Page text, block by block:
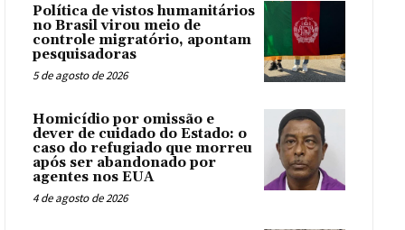
Política de vistos humanitários
no Brasil virou meio de
controle migratório, apontam
pesquisadoras
5 de agosto de 2026
Homicídio por omissão e
dever de cuidado do Estado: o
caso do refugiado que morreu
após ser abandonado por
agentes nos EUA
4 de agosto de 2026